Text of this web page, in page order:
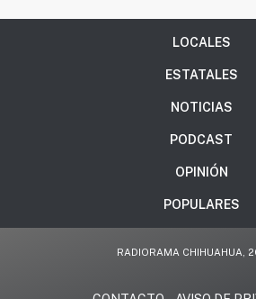
LOCALES
ESTATALES
NOTICIAS
PODCAST
OPINIÓN
POPULARES
RADIORAMA CHIHUAHUA,